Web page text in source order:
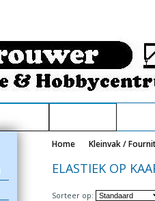
Home Kleinvak /
ELASTIEK OP
Sorteer op: